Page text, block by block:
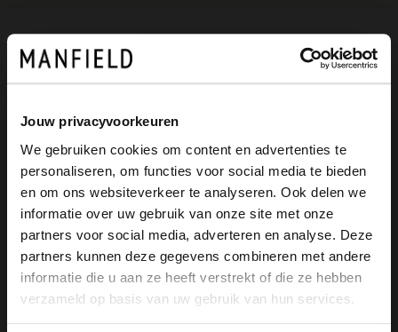
Jouw privacyvoorkeuren
We gebruiken cookies om content en advertenties te
personaliseren, om functies voor social media te bieden
en om ons websiteverkeer te analyseren. Ook delen we
informatie over uw gebruik van onze site met onze
partners voor social media, adverteren en analyse. Deze
partners kunnen deze gegevens combineren met andere
informatie die u aan ze heeft verstrekt of die ze hebben
verzameld op basis van uw gebruik van hun services.
Omschrijving
Beige suède bootschoenen van Manfield
met veter details op de voorvoet en aan
de zijkant. We adviseren als verzorging en
bescherming de suède/nubuck spray in
transparant.
×
View this website in English?
It looks like your language isn't Dutch. Would
you like to switch to English?